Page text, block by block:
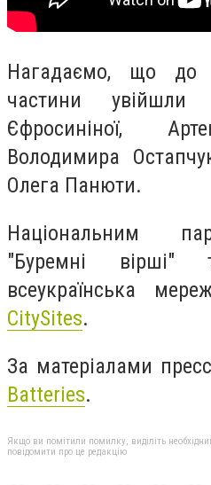
Нагадаємо, що до
частини увійшли
Єфросиніної,
Володимира
Олега Панюти.
Національним
"Буремні вірші"
всеукраїнська
CitySites.
За матеріалами
Batteries.
Якщо ви помітили помилку, виділіть
повідомити про це редакцію